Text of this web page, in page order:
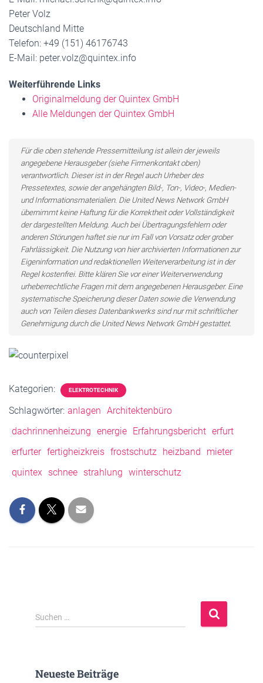
Peter Volz
Deutschland Mitte
Telefon: +49 (151) 46176743
E-Mail: peter.volz@quintex.info
Weiterführende Links
Originalmeldung der Quintex GmbH
Alle Meldungen der Quintex GmbH
Für die oben stehende Pressemitteilung ist allein der jeweils
angegebene Herausgeber (siehe Firmenkontakt oben)
verantwortlich. Dieser ist in der Regel auch Urheber des
Pressetextes, sowie der angehängten Bild-, Ton-, Video-, Medien-
und Informationsmaterialien. Die United News Network GmbH
übernimmt keine Haftung für die Korrektheit oder Vollständigkeit
der dargestellten Meldung. Auch bei Übertragungsfehlern oder
anderen Störungen haftet sie nur im Fall von Vorsatz oder grober
Fahrlässigkeit. Die Nutzung von hier archivierten Informationen zur
Eigeninformation und redaktionellen Weiterverarbeitung ist in der
Regel kostenfrei. Bitte klären Sie vor einer Weiterverwendung
urheberrechtliche Fragen mit dem angegebenen Herausgeber. Eine
systematische Speicherung dieser Daten sowie die Verwendung
auch von Teilen dieses Datenbankwerks sind nur mit schriftlicher
Genehmigung durch die United News Network GmbH gestattet.
Kategorien: ELEKTROTECHNIK
Schlagwörter: anlagen Architektenbüro
dachrinnenheizung energie Erfahrungsbericht erfurt
erfurter fertigheizkreis frostschutz heizband
mieter
quintex schnee strahlung winterschutz
S
u
n
Suchen …
Neueste Beiträge